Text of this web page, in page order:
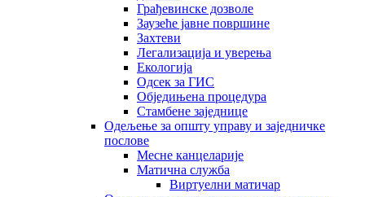
Грађевинске дозволе
Заузеће јавне површине
Захтеви
Легализација и уверења
Екологија
Одсек за ГИС
Обједињена процедура
Стамбене заједнице
Oдељење за општу управу и заједничке
послове
Месне канцеларије
Матична служба
Виртуелни матичар